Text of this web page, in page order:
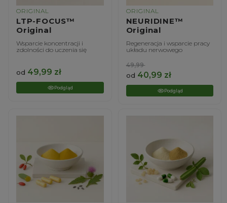
ORIGINAL
LTP-FOCUS™
Original
Wsparcie koncentracji i
zdolności do uczenia się
od 49,99 zł
Podgląd
ORIGINAL
NEURIDINE™
Original
Regeneracja i wsparcie pracy
układu nerwowego
od 40,99 zł
49,99
Podgląd